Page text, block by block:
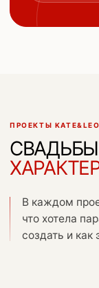
ПРОЕКТЫ KATE&LEO
СВАДЬБЫ
В каждом
что хотела
создать и как